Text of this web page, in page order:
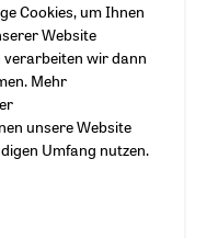
Cookies, um Ihnen
Website
verarbeiten wir dann
Mehr
unsere Website
Umfang nutzen.